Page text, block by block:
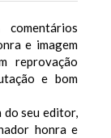
e imagem
reprovação
e bom
do seu editor,
honra e